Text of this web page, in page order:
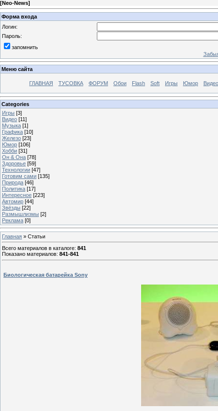
[Neo-News]
Форма входа
Логин:
Пароль:
запомнить
Меню сайта
ГЛАВНАЯ ТУСОВКА ФОРУМ Обои Flash Soft Игры Юмор Видео
Categories
Игры [3]
Видео [11]
Музыка [1]
Графика [10]
Железо [23]
Юмор [106]
Хобби [31]
Он & Она [78]
Здоровье [59]
Технологии [47]
Готовим сами [135]
Природа [46]
Политика [17]
Интересное [223]
Автомир [44]
Звёзды [22]
Размышлизмы [2]
Реклама [0]
Главная » Статьи
Всего материалов в каталоге: 841
Показано материалов: 841-841
Биологическая батарейка Sony